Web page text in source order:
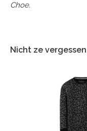
Choe.
Nicht ze vergessen